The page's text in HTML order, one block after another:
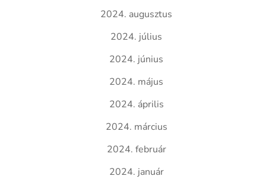
2024. augusztus
2024. július
2024. június
2024. május
2024. április
2024. március
2024. február
2024. január